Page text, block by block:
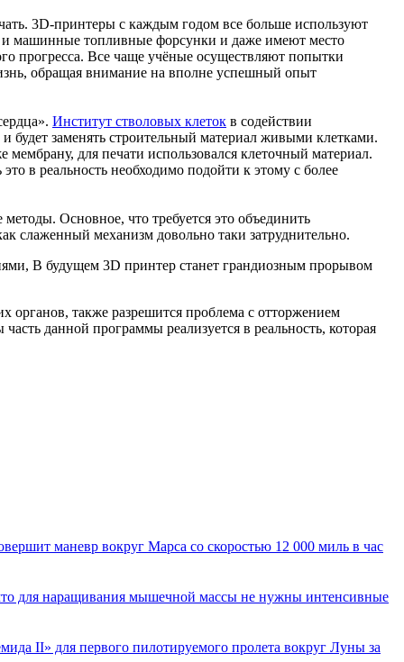
3D-принтеры с каждым годом все больше используют
и машинные топливные форсунки и даже имеют место
прогресса. Все чаще учёные осуществляют попытки
обращая внимание на вполне успешный опыт
Институт стволовых клеток в содействии
заменять строительный материал живыми клетками.
для печати использовался клеточный материал.
в реальность необходимо подойти к этому с более
Основное, что требуется это объединить
слаженный механизм довольно таки затруднительно.
В будущем 3D принтер станет грандиозным прорывом
органов, также разрешится проблема с отторжением
данной программы реализуется в реальность, которая
маневр вокруг Марса со скоростью 12 000 миль в час
для наращивания мышечной массы не нужны интенсивные
II» для первого пилотируемого пролета вокруг Луны за